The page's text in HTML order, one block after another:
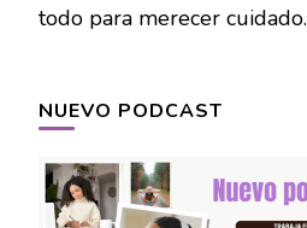
todo para merecer cuidado.
NUEVO PODCAST